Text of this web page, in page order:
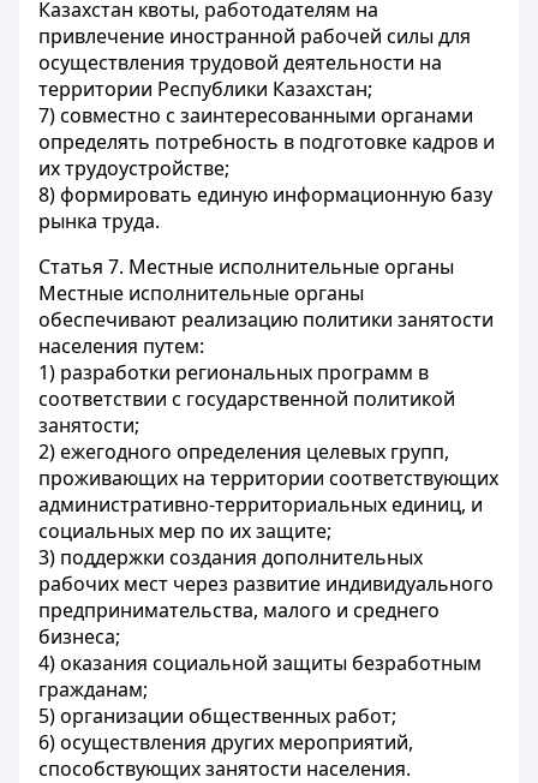
Казахстан квоты, работодателям на
привлечение иностранной рабочей силы для
осуществления трудовой деятельности на
территории Республики Казахстан;
7) совместно с заинтересованными органами
определять потребность в подготовке кадров и
их трудоустройстве;
8) формировать единую информационную базу
рынка труда.
Статья 7. Местные исполнительные органы
Местные исполнительные органы
обеспечивают реализацию политики занятости
населения путем:
1) разработки региональных программ в
соответствии с государственной политикой
занятости;
2) ежегодного определения целевых групп,
проживающих на территории соответствующих
административно-территориальных единиц, и
социальных мер по их защите;
3) поддержки создания дополнительных
рабочих мест через развитие индивидуального
предпринимательства, малого и среднего
бизнеса;
4) оказания социальной защиты безработным
гражданам;
5) организации общественных работ;
6) осуществления других мероприятий,
способствующих занятости населения.